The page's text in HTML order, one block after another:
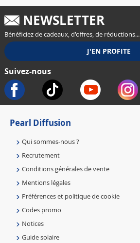
NEWSLETTER
Bénéficiez de cadeaux, d'offres, de réductions...
Suivez-nous
Pearl Diffusion
Qui sommes-nous ?
Recrutement
Conditions générales de vente
Mentions légales
Préférences et politique de cookie
Codes promo
Notices
Guide solaire